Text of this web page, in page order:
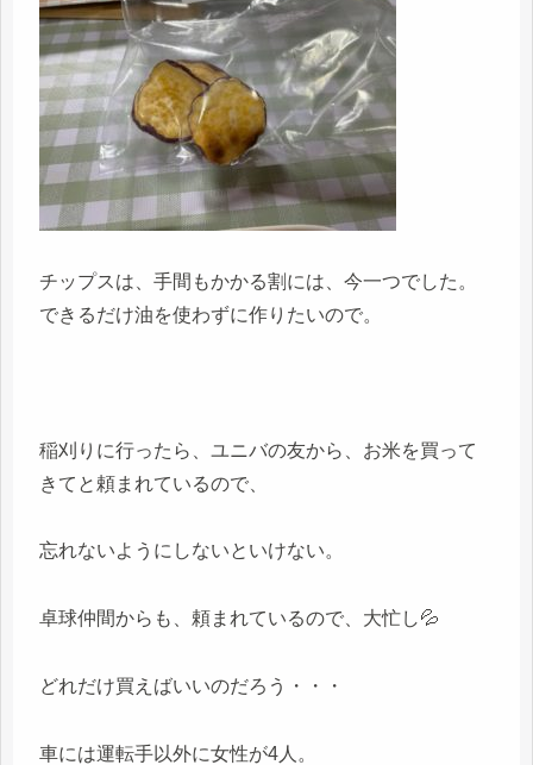
チップスは、手間もかかる割には、今一つでした。
できるだけ油を使わずに作りたいので。
稲刈りに行ったら、ユニバの友から、お米を買って
きてと頼まれているので、
忘れないようにしないといけない。
卓球仲間からも、頼まれているので、大忙し💦
どれだけ買えばいいのだろう・・・
車には運転手以外に女性が4人。